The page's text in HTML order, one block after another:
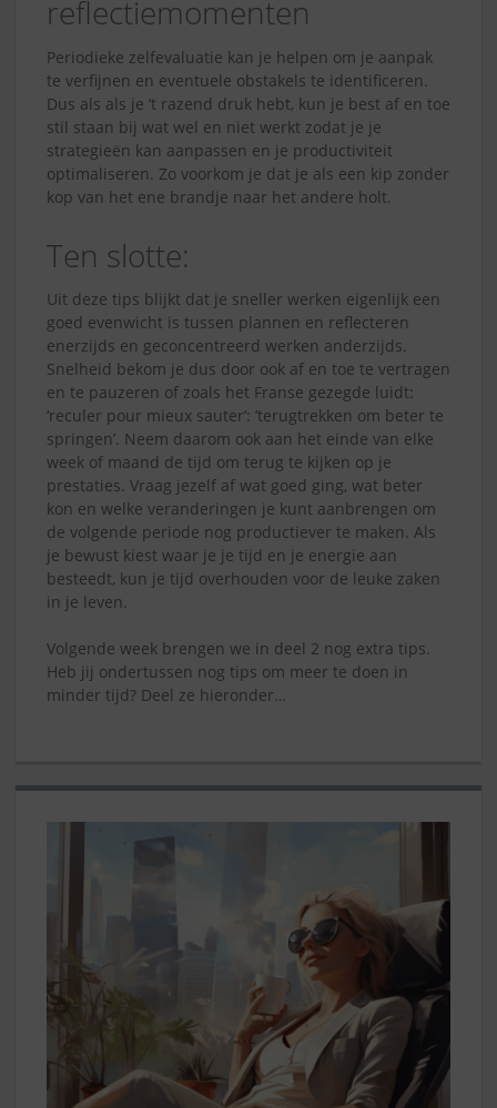
reflectiemomenten
Periodieke zelfevaluatie kan je helpen om je aanpak
te verfijnen en eventuele obstakels te identificeren.
Dus als als je ’t razend druk hebt, kun je best af en toe
stil staan bij wat wel en niet werkt zodat je je
strategieën kan aanpassen en je productiviteit
optimaliseren. Zo voorkom je dat je als een kip zonder
kop van het ene brandje naar het andere holt.
Ten slotte:
Uit deze tips blijkt dat je sneller werken eigenlijk een
goed evenwicht is tussen plannen en reflecteren
enerzijds en geconcentreerd werken anderzijds.
Snelheid bekom je dus door ook af en toe te vertragen
en te pauzeren of zoals het Franse gezegde luidt:
‘reculer pour mieux sauter’: ’terugtrekken om beter te
springen’. Neem daarom ook aan het einde van elke
week of maand de tijd om terug te kijken op je
prestaties. Vraag jezelf af wat goed ging, wat beter
kon en welke veranderingen je kunt aanbrengen om
de volgende periode nog productiever te maken. Als
je bewust kiest waar je je tijd en je energie aan
besteedt, kun je tijd overhouden voor de leuke zaken
in je leven.
Volgende week brengen we in deel 2 nog extra tips.
Heb jij ondertussen nog tips om meer te doen in
minder tijd? Deel ze hieronder…